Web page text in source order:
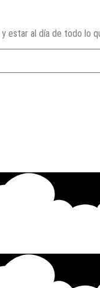
estar al día de todo lo